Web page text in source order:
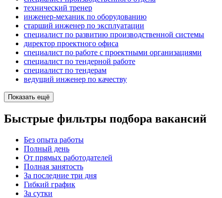
технический тренер
инженер-механик по оборудованию
старший инженер по эксплуатации
специалист по развитию производственной системы
директор проектного офиса
специалист по работе с проектными организациями
специалист по тендерной работе
специалист по тендерам
ведущий инженер по качеству
Показать ещё
Быстрые фильтры подбора вакансий
Без опыта работы
Полный день
От прямых работодателей
Полная занятость
За последние три дня
Гибкий график
За сутки